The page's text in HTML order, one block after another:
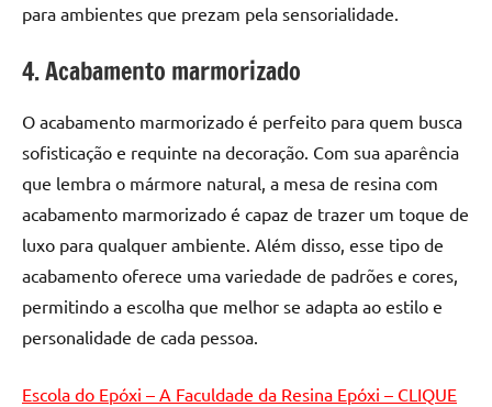
Tables
mesas
tampinhas
resinadas.
para ambientes que prezam pela sensorialidade.
4. Acabamento marmorizado
O acabamento marmorizado é perfeito para quem busca
sofisticação e requinte na decoração. Com sua aparência
que lembra o mármore natural, a mesa de resina com
acabamento marmorizado é capaz de trazer um toque de
luxo para qualquer ambiente. Além disso, esse tipo de
acabamento oferece uma variedade de padrões e cores,
permitindo a escolha que melhor se adapta ao estilo e
personalidade de cada pessoa.
Escola do Epóxi – A Faculdade da Resina Epóxi – CLIQUE